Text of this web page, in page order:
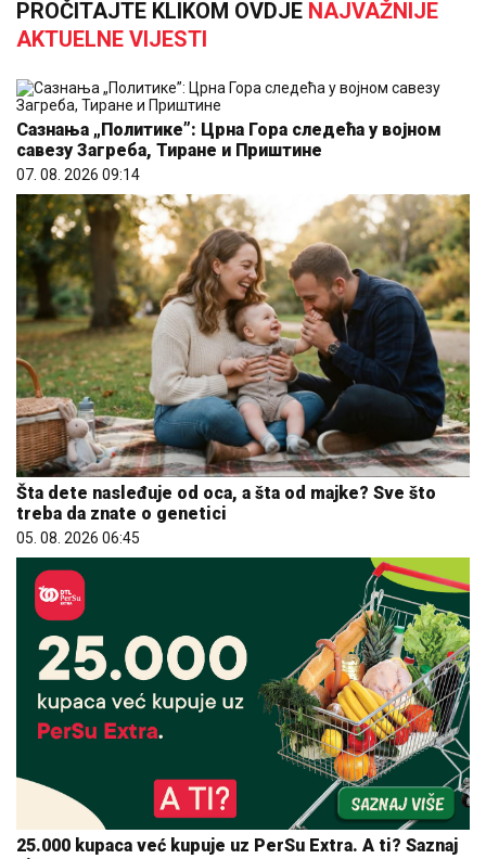
PROČITAJTE KLIKOM OVDJE NAJVAŽNIJE
AKTUELNE VIJESTI
Сазнања „Политике”: Црна Гора следећа у војном
савезу Загреба, Тиране и Приштине
07. 08. 2026 09:14
Šta dete nasleđuje od oca, a šta od majke? Sve što
treba da znate o genetici
05. 08. 2026 06:45
25.000 kupaca već kupuje uz PerSu Extra. A ti? Saznaj